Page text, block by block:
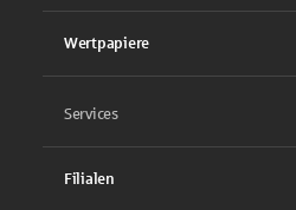
Wertpapiere
Services
Filialen